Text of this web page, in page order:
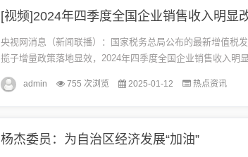
央视网消息（新闻联播）：国家税务总局公布的最新增值税
揽子增量政策落地显效，2024年四季度全国企业销售收入明
多方面亮点。增值税发票数据显示，2024年四季度，我国制
admin 755 次浏览 2025-01-12 热点资讯
杨杰委员：为自治区经济发展“加油”